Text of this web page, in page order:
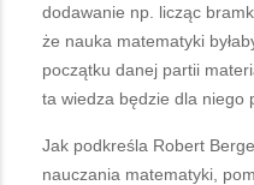
dodawanie np. licząc
że nauka matematyki
początku danej partii
ta wiedza będzie dla niego
Jak podkreśla Robert
nauczania matematyki,